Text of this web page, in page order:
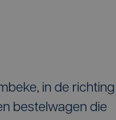
in de richting
bestelwagen die